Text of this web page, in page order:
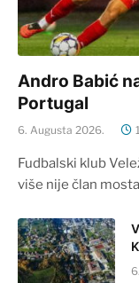
Andro Babić
Portugal
6. Augusta 2026.
Fudbalski klub
više nije član